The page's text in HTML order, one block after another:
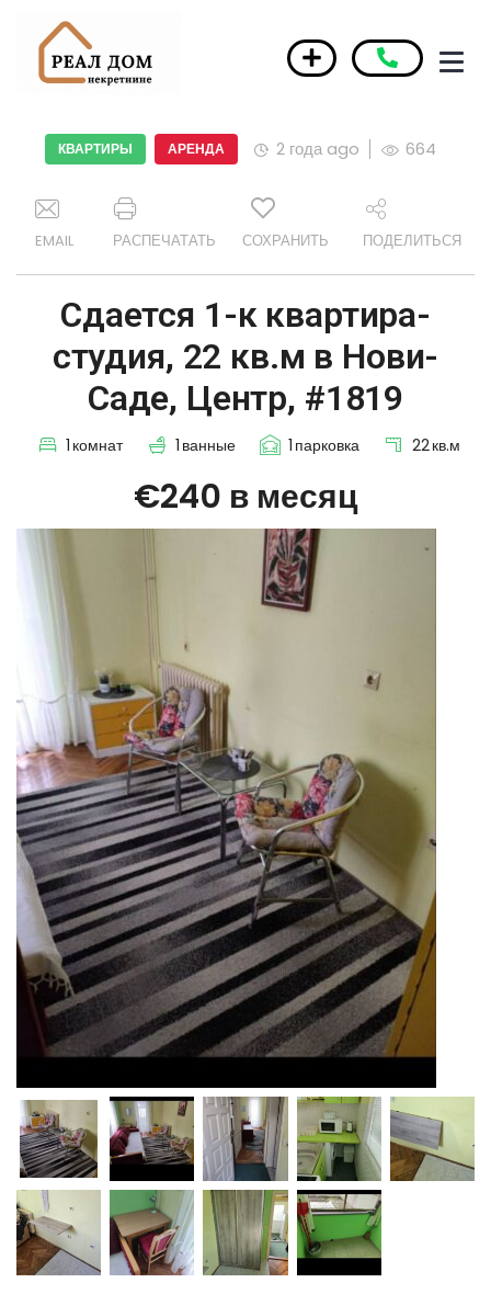
КВАРТИРЫ АРЕНДА 2 года ago 664
EMAIL РАСПЕЧАТАТЬ СОХРАНИТЬ ПОДЕЛИТЬСЯ
Сдается 1-к квартира-
студия, 22 кв.м в Нови-
Саде, Центр, #1819
1 комнат 1 ванные 1 парковка 22кв.м
€240 в месяц